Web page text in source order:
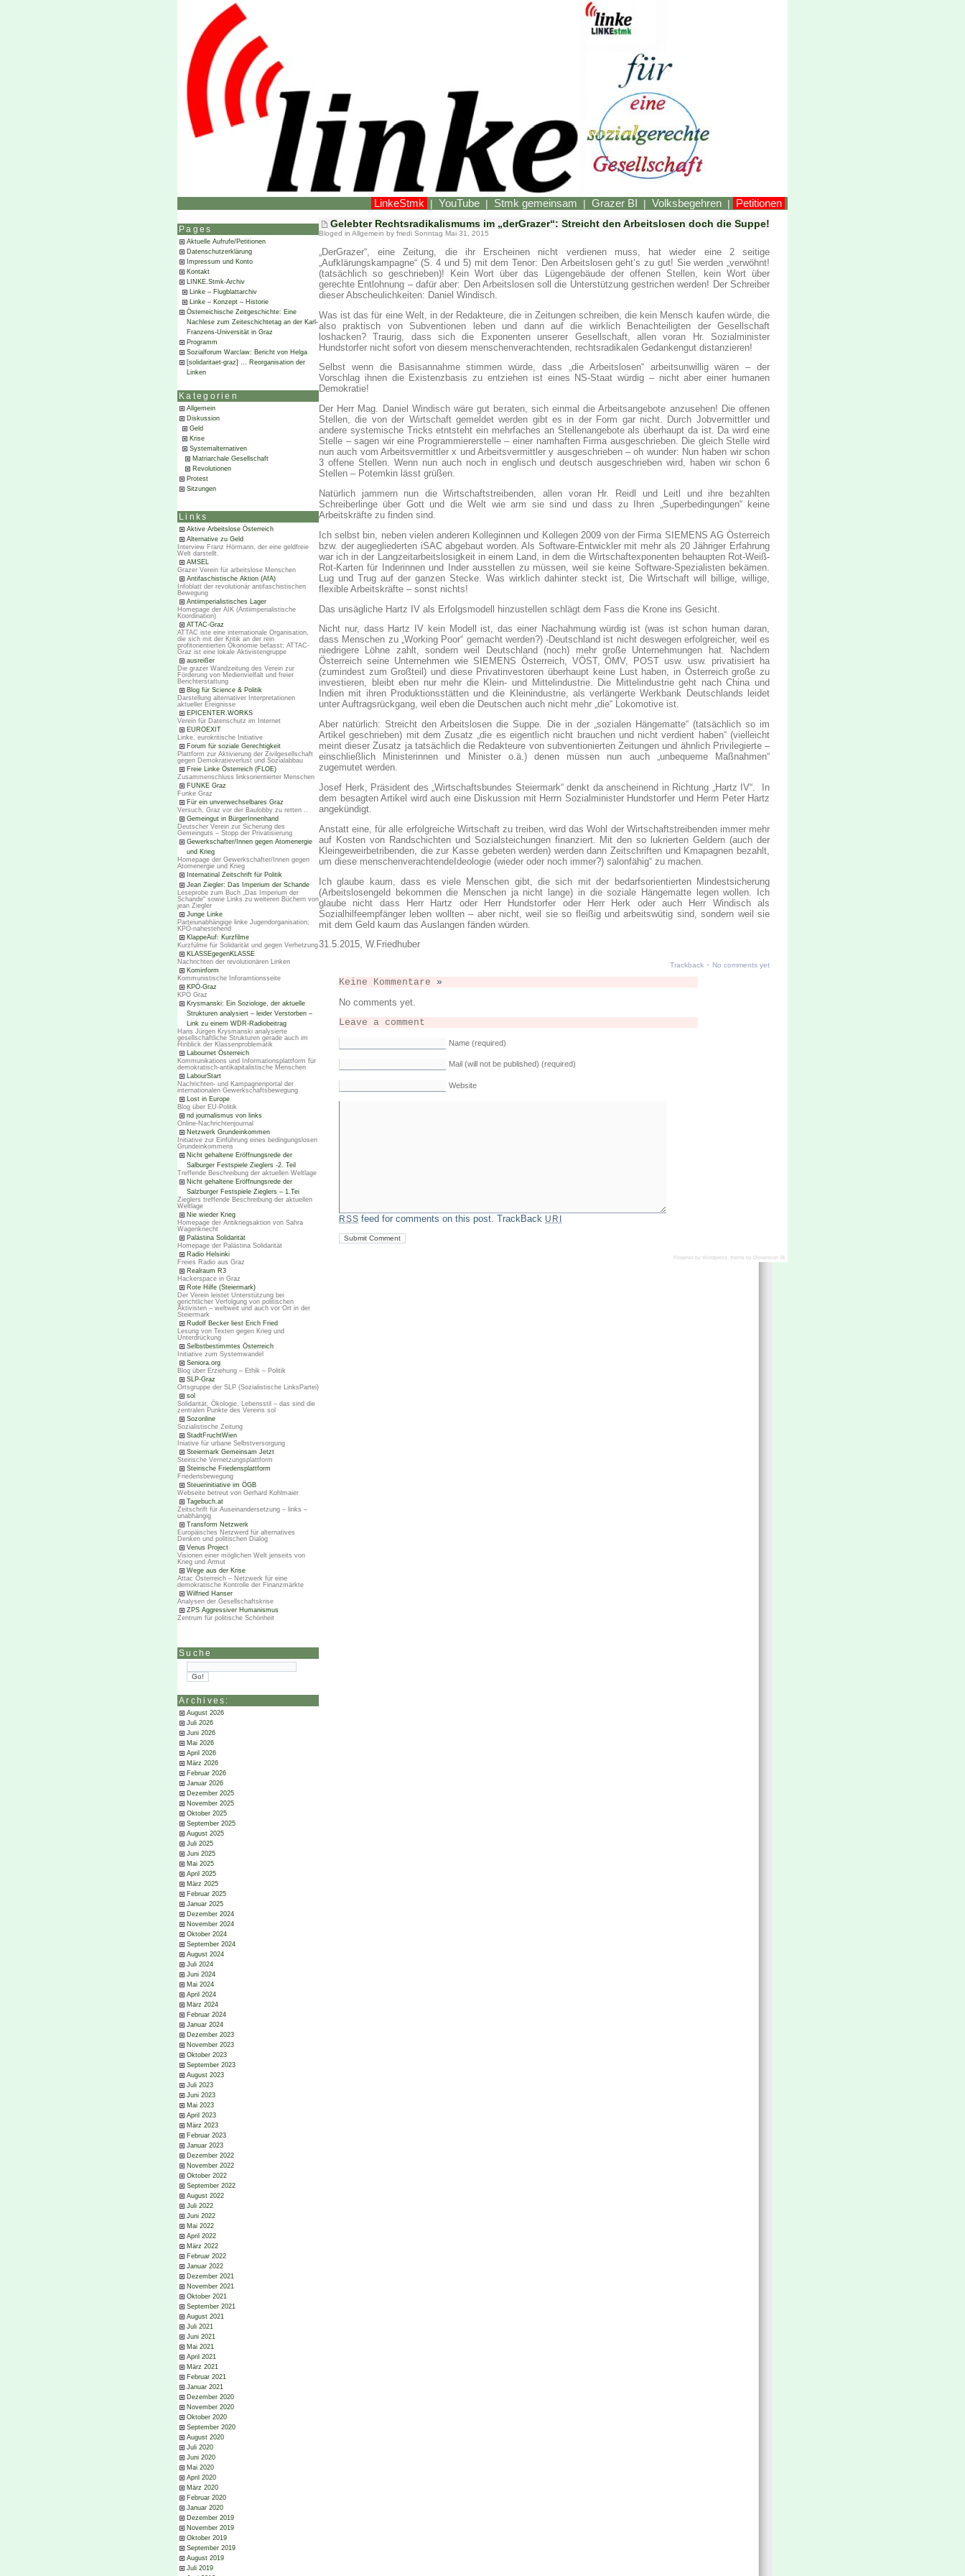
LinkeStmk | YouTube | Stmk gemeinsam | Grazer BI | Volksbegehren | Petitionen
Pages
Aktuelle Aufrufe/Petitionen
Datenschutzerklärung
Impressum und Konto
Kontakt
LINKE.Stmk-Archiv
Linke – Flugblattarchiv
Linke – Konzept – Historie
Österreichische Zeitgeschichte: Eine
Nachlese zum Zeiteschichtetag an der Karl-
Franzens-Universität in Graz
Programm
Sozialforum Warclaw: Bericht von Helga
[solidaritaet-graz] … Reorganisation der
Linken
Kategorien
Allgemein
Diskussion
Geld
Krise
Systemalternativen
Matriarchale Gesellschaft
Revolutionen
Protest
Sitzungen
Links
Aktive Arbeitslose Österreich
Alternative zu Geld
Interview Franz Hörmann, der eine geldfreie
Welt darstellt.
AMSEL
Grazer Verein für arbeitslose Menschen
Antifaschistische Aktion (AfA)
Infoblatt der revolutionär antifaschistischen
Bewegung
Antiimperialistisches Lager
Homepage der AIK (Antiimperialistische
Koordination)
ATTAC-Graz
ATTAC iste eine internationale Organisation,
die sich mit der Kritik an der rein
profitorientierten Ökonomie befasst; ATTAC-
Graz ist eine lokale Aktivistengruppe
ausreißer
Die grazer Wandzeitung des Verein zur
Förderung von Medienvielfalt und freier
Berichterstattung
Blog für Science & Politik
Darstellung alternativer Interpretationen
aktueller Ereignisse
EPICENTER.WORKS
Verein für Datenschutz im Internet
EUROEXIT
Linke, eurokritische Initiative
Forum für soziale Gerechtigkeit
Plattform zur Aktivierung der Zivilgesellschaft
gegen Demokratieverlust und Sozialabbau
Freie Linke Österreich (FLOE)
Zusammenschluss linksorientierter Menschen
FUNKE Graz
Funke Graz
Für ein unverwechselbares Graz
Versuch, Graz vor der Baulobby zu retten ..
Gemeingut in BürgerInnenhand
Deutscher Verein zur Sicherung des
Gemeinguts – Stopp der Privatisierung
Gewerkschafter/Innen gegen Atomenergie
und Krieg
Homepage der Gewerkschafter/Innen gegen
Atomenergie und Krieg
Internatinal Zeitschrift für Politik
Jean Ziegler: Das Imperium der Schande
Leseprobe zum Buch „Das Imperium der
Schande“ sowie Links zu weiteren Büchern von
jean Ziegler
Junge Linke
Parteiunabhängige linke Jugendorganisation;
KPÖ-nahestehend
KlappeAuf: Kurzfilme
Kurzfülme für Solidarität und gegen Verhetzung
KLASSEgegenKLASSE
Nachrichten der revolutionären Linken
Kominform
Kommunistische Inforamtionsseite
KPÖ-Graz
KPÖ Graz
Krysmanski: Ein Soziologe, der aktuelle
Strukturen analysiert – leider Verstorben –
Link zu einem WDR-Radiobeitrag
Hans Jürgen Krysmanski analysierte
gesellschaftliche Strukturen gerade auch im
Hinblick der Klassenproblematik
Labournet Österreich
Kommunikations und Informationsplattform für
demokratisch-antikapitalistische Menschen
LabourStart
Nachrichten- und Kampagnenportal der
internationalen Gewerkschaftsbewegung
Lost in Europe
Blog über EU-Politik
nd journalismus von links
Online-Nachrichtenjournal
Netzwerk Grundeinkommen
Initiative zur Einführung eines bedingungslosen
Grundeinkommens
Nicht gehaltene Eröffnungsrede der
Salburger Festspiele Zieglers -2. Teil
Treffende Beschreibung der aktuellen Weltlage
Nicht gehaltene Eröffnungsrede der
Salzburger Festspiele Zieglers – 1.Tei
Zieglers treffende Beschreibung der aktuellen
Weltlage
Nie wieder Krieg
Homepage der Antikriegsaktion von Sahra
Wagenknecht
Palästina Solidarität
Homepage der Palästina Solidarität
Radio Helsinki
Freies Radio aus Graz
Realraum R3
Hackerspace in Graz
Rote Hilfe (Steiermark)
Der Verein leistet Unterstützung bei
gerichtlicher Verfolgung von politischen
Aktivisten – weltweit und auch vor Ort in der
Steiermark
Rudolf Becker liest Erich Fried
Lesung von Texten gegen Krieg und
Unterdrückung
Selbstbestimmtes Österreich
Initiative zum Systemwandel
Seniora.org
Blog über Erziehung – Ethik – Politik
SLP-Graz
Ortsgruppe der SLP (Sozialistische LinksPartei)
sol
Solidarität, Ökologie, Lebensstil – das sind die
zentralen Punkte des Vereins sol
Sozonline
Sozialistische Zeitung
StadtFruchtWien
Iniative für urbane Selbstversorgung
Steiermark Gemeinsam Jetzt
Steirische Vernetzungsplattform
Steirische Friedensplattform
Friedensbewegung
Steuerinitiative im ÖGB
Webseite betreut von Gerhard Kohlmaier
Tagebuch.at
Zeitschrift für Auseinandersetzung – links –
unabhängig
Transform Netzwerk
Europäisches Netzwerd für alternatives
Denken und politischen Dialog
Venus Project
Visionen einer möglichen Welt jenseits von
Krieg und Armut
Wege aus der Krise
Attac Österreich – Netzwerk für eine
demokratische Kontrolle der Finanzmärkte
Wilfried Hanser
Analysen der Gesellschaftskrise
ZPS Aggressiver Humanismus
Zentrum für politische Schönheit
Suche
Archives:
August 2026
Juli 2026
Juni 2026
Mai 2026
April 2026
März 2026
Februar 2026
Januar 2026
Dezember 2025
November 2025
Oktober 2025
September 2025
August 2025
Juli 2025
Juni 2025
Mai 2025
April 2025
März 2025
Februar 2025
Januar 2025
Dezember 2024
November 2024
Oktober 2024
September 2024
August 2024
Juli 2024
Juni 2024
Mai 2024
April 2024
März 2024
Februar 2024
Januar 2024
Dezember 2023
November 2023
Oktober 2023
September 2023
August 2023
Juli 2023
Juni 2023
Mai 2023
April 2023
März 2023
Februar 2023
Januar 2023
Dezember 2022
November 2022
Oktober 2022
September 2022
August 2022
Juli 2022
Juni 2022
Mai 2022
April 2022
März 2022
Februar 2022
Januar 2022
Dezember 2021
November 2021
Oktober 2021
September 2021
August 2021
Juli 2021
Juni 2021
Mai 2021
April 2021
März 2021
Februar 2021
Januar 2021
Dezember 2020
November 2020
Oktober 2020
September 2020
August 2020
Juli 2020
Juni 2020
Mai 2020
April 2020
März 2020
Februar 2020
Januar 2020
Dezember 2019
November 2019
Oktober 2019
September 2019
August 2019
Juli 2019
Gelebter Rechtsradikalismums im „derGrazer“: Streicht den Arbeitslosen doch die Suppe!
Bloged in Allgemein by friedi Sonntag Mai 31, 2015
„DerGrazer“, eine Zeitung, die ihr Erscheinen nicht verdienen muss, hat wieder eine 2 seitige
„Aufklärungskampagne“ (S. 4 und 5) mit dem Tenor: Den Arbeitslosen geht’s zu gut! Sie werden „verwöhnt!
(tatsächlich so geschrieben)! Kein Wort über das Lügengebäude der offenen Stellen, kein Wort über
gerechte Entlohnung – dafür aber: Den Arbeitslosen soll die Unterstützung gestrichen werden! Der Schreiber
dieser Abscheulichkeiten: Daniel Windisch.
Was ist das für eine Welt, in der Redakteure, die in Zeitungen schreiben, die kein Mensch kaufen würde, die
also praktisch von Subventionen leben und dann auf die wirklich Benachteiligten der Gesellschaft
loshacken? Traurig, dass sich die Exponenten unserer Gesellschaft, allen voran Hr. Sozialminister
Hundstorfer nicht sofort von diesem menschenverachtenden, rechtsradikalen Gedankengut distanzieren!
Selbst wenn die Basisannahme stimmen würde, dass „die Arbeitslosen“ arbeitsunwillig wären – der
Vorschlag ihnen die Existenzbasis zu entziehen ist eines NS-Staat würdig – nicht aber einer humanen
Demokratie!
Der Herr Mag. Daniel Windisch wäre gut beraten, sich einmal die Arbeitsangebote anzusehen! Die offenen
Stellen, die von der Wirtschaft gemeldet werden gibt es in der Form gar nicht. Durch Jobvermittler und
andere systemische Tricks etntsteht ein mehrfaches an Stellenangebote als überhaupt da ist. Da wird eine
Stelle – sagen wir eine Programmiererstelle – einer namhaften Firma ausgeschrieben. Die gleich Stelle wird
nun auch vom Arbeitsvermittler x und Arbeitsvermittler y ausgeschrieben – oh wunder: Nun haben wir schon
3 offene Stellen. Wenn nun auch noch in englisch und deutsch ausgeschrieben wird, haben wir schon 6
Stellen – Potemkin lässt grüßen.
Natürlich jammern nun die Wirtschaftstreibenden, allen voran Hr. Reidl und Leitl und ihre bezahlten
Schreiberlinge über Gott und die Welt wie arm sie sind und dass zu Ihren „Superbedingungen“ keine
Arbeitskräfte zu finden sind.
Ich selbst bin, neben vielen anderen Kolleginnen und Kollegen 2009 von der Firma SIEMENS AG Österreich
bzw. der augegliederten iSAC abgebaut worden. Als Software-Entwickler mit mehr als 20 Jähriger Erfahrung
war ich in der Langzeitarbeitslosigkeit in einem Land, in dem die Wirtschaftexponenten behaupten Rot-Weiß-
Rot-Karten für Inderinnen und Inder ausstellen zu müssen, weil sie keine Software-Spezialisten bekämen.
Lug und Trug auf der ganzen Stecke. Was wirklich dahinter steckt ist, Die Wirtschaft will billige, willige,
flexible Arbeitskräfte – sonst nichts!
Das unsägliche Hartz IV als Erfolgsmodell hinzustellen schlägt dem Fass die Krone ins Gesicht.
Nicht nur, dass Hartz IV kein Modell ist, das einer Nachahmung würdig ist (was ist schon human daran,
dass Menschen zu „Working Poor“ gemacht werden?) -Deutschland ist nicht deswegen erfolgreicher, weil es
niedrigere Löhne zahlt, sondern weil Deutschland (noch) mehr große Unternehmungen hat. Nachdem
Österreich seine Unternehmen wie SIEMENS Österreich, VÖST, ÖMV, POST usw. usw. privatisiert ha
(zumindest zum Großteil) und diese Privatinvestoren überhaupt keine Lust haben, in Österreich große zu
investieren, bleibt eben nur mehr die Klein- und Mittelindustrie. Die Mittelindustrie geht nach China und
Indien mit ihren Produktionsstätten und die Kleinindustrie, als verlängerte Werkbank Deutschlands leidet
unter Auftragsrückgang, weil eben die Deutschen auch nicht mehr „die“ Lokomotive ist.
Aber natürlich: Streicht den Arbeitslosen die Suppe. Die in der „sozialen Hängematte“ (tatsächlich so im
Artikel geschrieben) mit dem Zusatz „die es eigentlich nicht brauchen und nicht verdient haben“ (vielleicht
meint dieser Zusatz ja tatsächlich die Redakteure von subventionierten Zeitungen und ähnlich Privilegierte –
einschließlich Ministerinnen und Minister o.ä.) denen müssen nun auch „unbequeme Maßnahmen“
zugemutet werden.
Josef Herk, Präsident des „Wirtschaftsbundes Steiermark“ denkt da anscheinend in Richtung „Hartz IV“. In
dem besagten Artikel wird auch eine Diskussion mit Herrn Sozialminister Hundstorfer und Herrn Peter Hartz
angekündigt.
Anstatt eine, für alle erfolgreiche Wirtschaft zu treiben, wird das Wohl der Wirtschaftstreibenden immer mehr
auf Kosten von Randschichten und Sozialsteichungen finanziert. Mit den so lukrierten Geldern (auch der
Kleingeweirbetribenden, die zur Kasse gebeten werden) werden dann Zeitschriften und Kmapagnen bezahlt,
um diese menschenverachtendeIdeologie (wieder oder noch immer?) salonfähig“ zu machen.
Ich glaube kaum, dass es viele Menschen gibt, die sich mit der bedarfsorientierten Mindestsicherung
(Arbeitslosengeld bekommen die Menschen ja nicht lange) in die soziale Hängematte legen wollen. Ich
glaube nicht dass Herr Hartz oder Herr Hundstorfer oder Herr Herk oder auch Herr Windisch als
Sozialhilfeempfänger leben wollten – aber nicht, weil sie so fleißig und arbeitswütig sind, sondern weil sie
mit dem Geld kaum das Auslangen fänden würden.
31.5.2015, W.Friedhuber
Trackback · No comments yet
Keine Kommentare »
No comments yet.
Leave a comment
Name (required)
Mail (will not be published) (required)
Website
RSS feed for comments on this post. TrackBack URI
Powered by Wordpress , theme by Dimension 2k